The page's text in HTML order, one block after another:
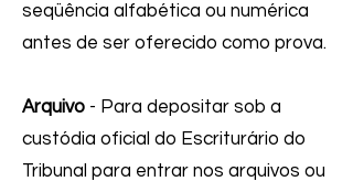
seqüência alfabética ou numérica
antes de ser oferecido como prova.
Arquivo - Para depositar sob a
custódia oficial do Escriturário do
Tribunal para entrar nos arquivos ou